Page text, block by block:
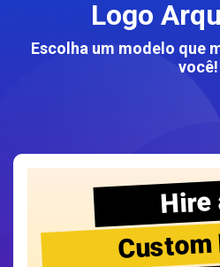
Logo
Escolha um modelo que
você!
Hire
Custom